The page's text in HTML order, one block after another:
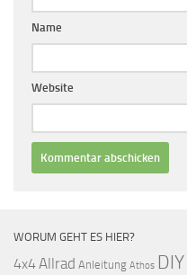
Name
Website
WORUM GEHT ES HIER?
4x4Allrad Anleitung Athos DIY